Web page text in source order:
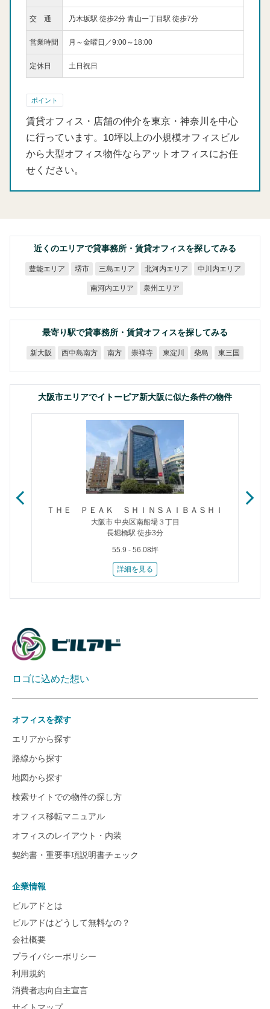
交 通 乃木坂駅 徒歩2分 青山一丁目駅 徒歩7分
営業時間 月～金曜日／9:00～18:00
定休日 土日祝日
ポイント
賃貸オフィス・店舗の仲介を東京・神奈川を中心
に行っています。10坪以上の小規模オフィスビル
から大型オフィス物件ならアットオフィスにお任
せください。
近くのエリアで貸事務所・賃貸オフィスを探してみる
豊能エリア 堺市 三島エリア 北河内エリア 中川内エリア
南河内エリア 泉州エリア
最寄り駅で貸事務所・賃貸オフィスを探してみる
新大阪 西中島南方 南方 崇禅寺 東淀川 柴島 東三国
大阪市エリアでイトーピア新大阪に似た条件の物件
ＴＨＥ ＰＥＡＫ ＳＨＩＮＳＡＩＢＡＳＨＩ
大阪市 中央区南船場３丁目
長堀橋駅 徒歩3分
55.9 - 56.08坪
詳細を見る
ロゴに込めた想い
オフィスを探す
エリアから探す
路線から探す
地図から探す
検索サイトでの物件の探し方
オフィス移転マニュアル
オフィスのレイアウト・内装
契約書・重要事項説明書チェック
企業情報
ビルアドとは
ビルアドはどうして無料なの？
会社概要
プライバシーポリシー
利用規約
消費者志向自主宣言